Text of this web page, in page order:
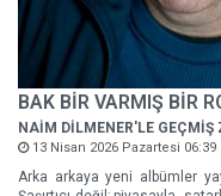
BAK BİR VARMIŞ BİR
NAİM DİLMENER'LE
13 Nisan 2026 Pazartesi 06:39
Arka arkaya yeni albümler